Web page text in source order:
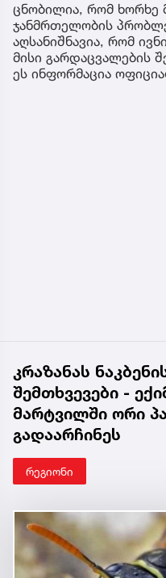
ცნობილია, რომ
ჯანმრთელობის
აღსანიშნავია, რომ
მისი გარდაცვალების
ეს ინფორმაცია
კრაზანას
შემთხვევები -
მარტვილში ორი
გადაარჩინეს
რეგიონი